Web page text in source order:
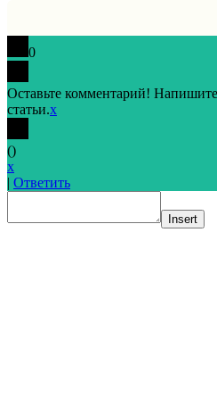
0
Оставьте комментарий!
статьи.x
()
x
| Ответить
Insert